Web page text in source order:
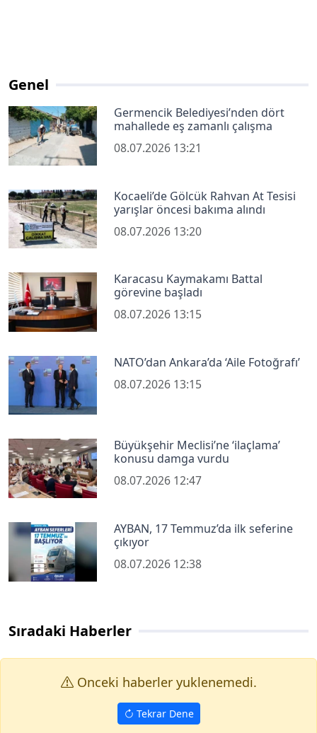
Genel
Germencik Belediyesi’nden dört
mahallede eş zamanlı çalışma
08.07.2026 13:21
Kocaeli’de Gölcük Rahvan At Tesisi
yarışlar öncesi bakıma alındı
08.07.2026 13:20
Karacasu Kaymakamı Battal
görevine başladı
08.07.2026 13:15
NATO’dan Ankara’da ‘Aile Fotoğrafı’
08.07.2026 13:15
Büyükşehir Meclisi’ne ‘ilaçlama’
konusu damga vurdu
08.07.2026 12:47
AYBAN, 17 Temmuz’da ilk seferine
çıkıyor
08.07.2026 12:38
Sıradaki Haberler
Onceki haberler yuklenemedi.
Tekrar Dene